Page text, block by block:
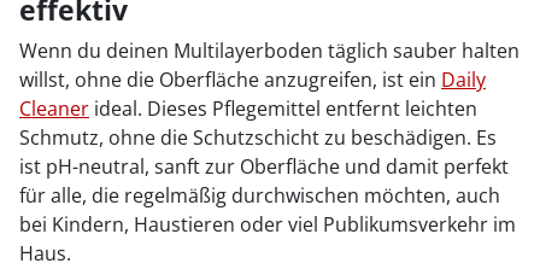
effektiv
Wenn du deinen Multilayerboden täglich sauber halten
willst, ohne die Oberfläche anzugreifen, ist ein Daily
Cleaner ideal. Dieses Pflegemittel entfernt leichten
Schmutz, ohne die Schutzschicht zu beschädigen. Es
ist pH-neutral, sanft zur Oberfläche und damit perfekt
für alle, die regelmäßig durchwischen möchten, auch
bei Kindern, Haustieren oder viel Publikumsverkehr im
Haus.